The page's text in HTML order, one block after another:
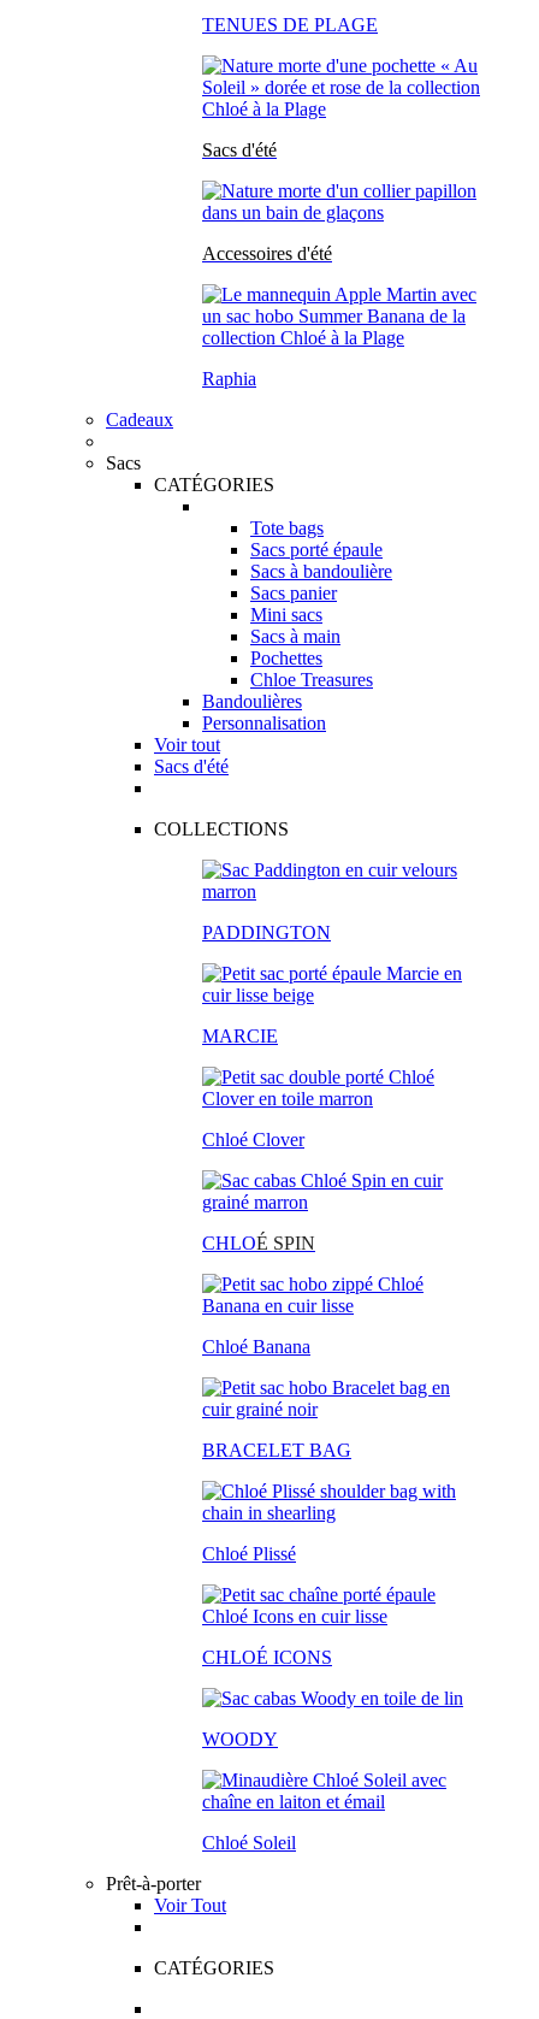
TENUES DE PLAGE
Sacs d'été
Accessoires d'été
Raphia
Cadeaux
Sacs
CATÉGORIES
Tote bags
Sacs porté épaule
Sacs à bandoulière
Sacs panier
Mini sacs
Sacs à main
Pochettes
Chloe Treasures
Bandoulières
Personnalisation
Voir tout
Sacs d'été
COLLECTIONS
PADDINGTON
MARCIE
Chloé Clover
CHLOÉ SPIN
Chloé Banana
BRACELET BAG
Chloé Plissé
CHLOÉ ICONS
WOODY
Chloé Soleil
Prêt-à-porter
Voir Tout
CATÉGORIES